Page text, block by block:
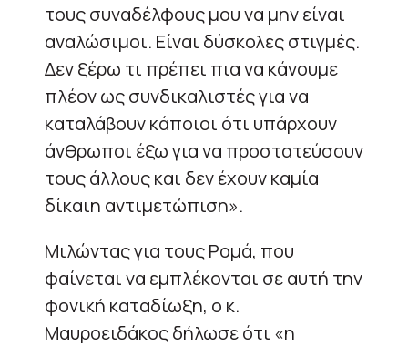
τους συναδέλφους μου να μην είναι
αναλώσιμοι. Είναι δύσκολες στιγμές.
Δεν ξέρω τι πρέπει πια να κάνουμε
πλέον ως συνδικαλιστές για να
καταλάβουν κάποιοι ότι υπάρχουν
άνθρωποι έξω για να προστατεύσουν
τους άλλους και δεν έχουν καμία
δίκαιη αντιμετώπιση».
Μιλώντας για τους Ρομά, που
φαίνεται να εμπλέκονται σε αυτή την
φονική καταδίωξη, ο κ.
Μαυροειδάκος δήλωσε ότι «η